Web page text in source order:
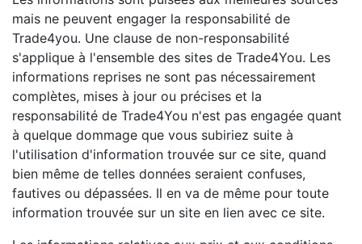
mais ne peuvent engager la responsabilité de
Trade4you. Une clause de non-responsabilité
s'applique à l'ensemble des sites de Trade4You. Les
informations reprises ne sont pas nécessairement
complètes, mises à jour ou précises et la
responsabilité de Trade4You n'est pas engagée quant
à quelque dommage que vous subiriez suite à
l'utilisation d'information trouvée sur ce site, quand
bien même de telles données seraient confuses,
fautives ou dépassées. Il en va de même pour toute
information trouvée sur un site en lien avec ce site.